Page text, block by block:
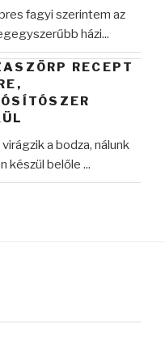
fagyi szerintem az
házi...
RECEPT
a bodza, nálunk
készül belőle ...